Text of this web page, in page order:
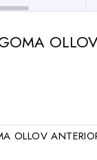
OLLOV